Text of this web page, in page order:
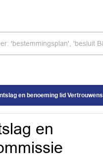
Vertrouwenscommissie herbenoemingsprocedure burgemeester
en